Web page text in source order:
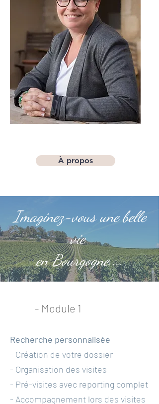
À propos
Imaginez-vous une belle
vie
en Bourgogne....
- Module 1
Recherche personnalisée
- Création de votre dossier
- Organisation des visites
- Pré-visites avec reporting complet
- Accompagnement lors des visites